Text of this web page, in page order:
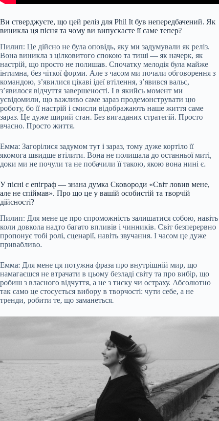
Ви стверджуєте, що цей реліз для Phil It був непередбачений. Як
виникла ця пісня та чому ви випускаєте її саме тепер?
Пилип: Це дійсно не була оповідь, яку ми задумували як реліз.
Вона виникла з цілковитого спокою та тиші — як начерк, як
настрій, що просто не полишав. Спочатку мелодія була майже
інтимна, без чіткої форми. Але з часом ми почали обговорення з
командою, з’явилися цікаві ідеї втілення, з’явився вальс,
з’явилося відчуття завершеності. І в якийсь момент ми
усвідомили, що важливо саме зараз продемонструвати цю
роботу, бо її настрій і смисли відображають наше життя саме
зараз. Це дуже щирий стан. Без вигаданих стратегій. Просто
вчасно. Просто життя.
Емма: Загорілися задумом тут і зараз, тому дуже кортіло її
якомога швидше втілити. Вона не полишала до останньої миті,
доки ми не почули та не побачили її такою, якою вона нині є.
У пісні є епіграф — знана думка Сковороди «Світ ловив мене,
але не спіймав». Про що це у вашій особистій та творчій
дійсності?
Пилип: Для мене це про спроможність залишатися собою, навіть
коли довкола надто багато впливів і чинників. Світ безперервно
пропонує тобі ролі, сценарії, навіть звучання. І часом це дуже
привабливо.
Емма: Для мене ця потужна фраза про внутрішній мир, що
намагаєшся не втрачати в цьому безладі світу та про вибір, що
робиш з власного відчуття, а не з тиску чи остраху. Абсолютно
так само це стосується вибору в творчості: чути себе, а не
тренди, робити те, що заманеться.